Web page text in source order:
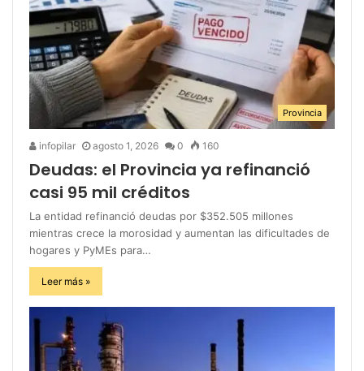
Provincia
infopilar agosto 1, 2026 0 160
Deudas: el Provincia ya refinanció
casi 95 mil créditos
La entidad refinanció deudas por $352.505 millones
mientras crece la morosidad y aumentan las dificultades de
hogares y PyMEs para…
Leer más »